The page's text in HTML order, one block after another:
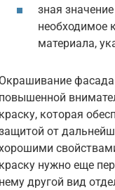
зная
необходимое
материала,
Окрашивание фасада
повышенной
краску, которая
от
краску нужно еще
нему другой вид